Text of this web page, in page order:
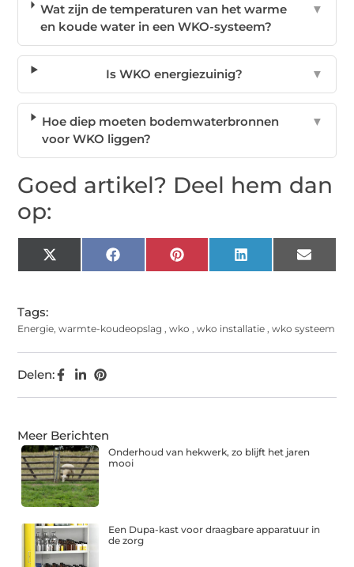
Wat zijn de temperaturen van het warme
en koude water in een WKO-systeem?
▼
Is WKO energiezuinig? ▼
Hoe diep moeten bodemwaterbronnen
voor WKO liggen?
▼
Goed artikel? Deel hem dan
op:
X
(Twitter)
Facebook Pinterest LinkedIn Email
Tags:
Energie,warmte-koudeopslag ,wko ,wko installatie ,wko systeem
Delen:
Meer Berichten
Onderhoud van hekwerk, zo blijft het jaren
mooi
Een Dupa-kast voor draagbare apparatuur in
de zorg